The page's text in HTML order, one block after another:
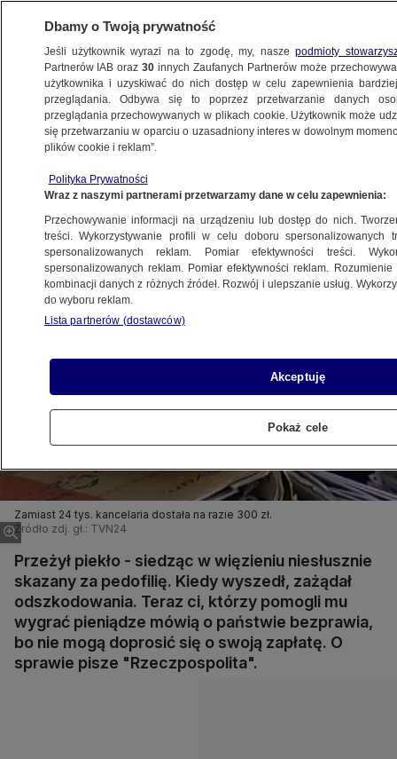
POLSKA
3.10.2007, 06:57Aktualizacja: 3.10.2007, 11:05
Udostępnij
Zamiast 24 tys. kancelaria dostała na razie 300 zł.
Źródło zdj. gł.: TVN24
Przeżył piekło - siedząc w więzieniu niesłusznie
skazany za pedofilię. Kiedy wyszedł, zażądał
odszkodowania. Teraz ci, którzy pomogli mu
wygrać pieniądze mówią o państwie bezprawia,
bo nie mogą doprosić się o swoją zapłatę. O
sprawie pisze "Rzeczpospolita".
Dbamy o Twoją prywatność
Jeśli użytkownik wyrazi na to zgodę, my, naszepodmioty
Partnerów IAB oraz30 innych Zaufanych Partnerów może
użytkownika i uzyskiwać do nich dostęp w celu zapewnienia
przeglądania. Odbywa się to poprzez przetwarzanie danych
przeglądania przechowywanych w plikach cookie. Użytkownik może
się przetwarzaniu w oparciu o uzasadniony interes w dowolnym
plików cookie i reklam”.
Polityka Prywatności
Wraz z naszymi partnerami przetwarzamy dane w celu zapewnienia:
Przechowywanie informacji na urządzeniu lub dostęp do nich.
treści. Wykorzystywanie profili w celu doboru spersonalizowanych
spersonalizowanych reklam. Pomiar efektywności treści.
spersonalizowanych reklam. Pomiar efektywności reklam.
kombinacji danych z różnych źródeł. Rozwój i ulepszanie usług.
do wyboru reklam.
Lista partnerów (dostawców)
Akceptuję
Pokaż cele